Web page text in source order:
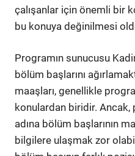
çalışanlar için önemli bir
bu konuya değinilmesi
Programın sunucusu
bölüm başlarını
maaşları, genellikle
konulardan biridir.
adına bölüm başlarının
bilgilere ulaşmak zor